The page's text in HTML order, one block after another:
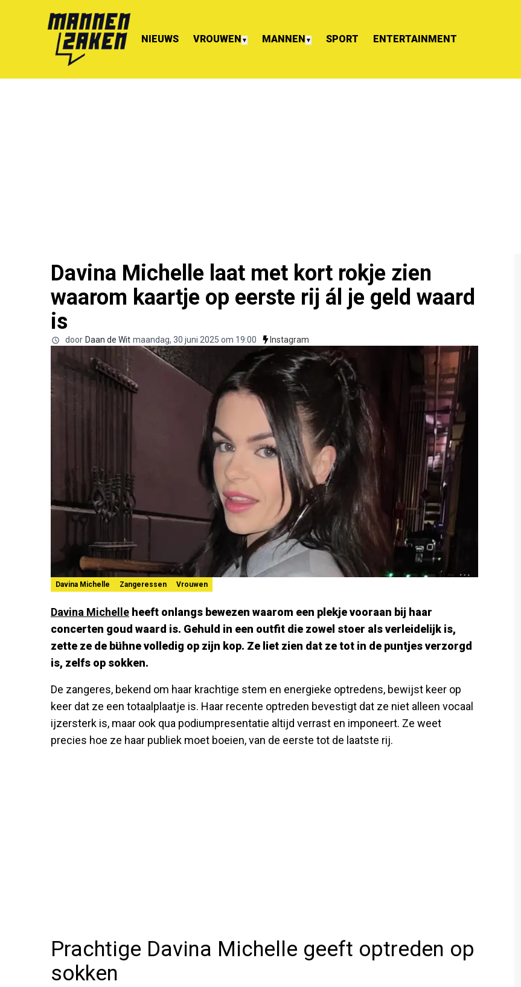
NIEUWS VROUWEN ▼ MANNEN ▼ SPORT ENTERTAINMENT
Davina Michelle laat met kort rokje zien
waarom kaartje op eerste rij ál je geld waard
is
door Daan de Wit maandag, 30 juni 2025 om 19:00 Instagram
Davina Michelle Zangeressen Vrouwen
Davina Michelle heeft onlangs bewezen waarom een plekje vooraan bij haar
concerten goud waard is. Gehuld in een outfit die zowel stoer als verleidelijk is,
zette ze de bühne volledig op zijn kop. Ze liet zien dat ze tot in de puntjes verzorgd
is, zelfs op sokken.
De zangeres, bekend om haar krachtige stem en energieke optredens, bewijst keer op
keer dat ze een totaalplaatje is. Haar recente optreden bevestigt dat ze niet alleen vocaal
ijzersterk is, maar ook qua podiumpresentatie altijd verrast en imponeert. Ze weet
precies hoe ze haar publiek moet boeien, van de eerste tot de laatste rij.
Prachtige Davina Michelle geeft optreden op
sokken